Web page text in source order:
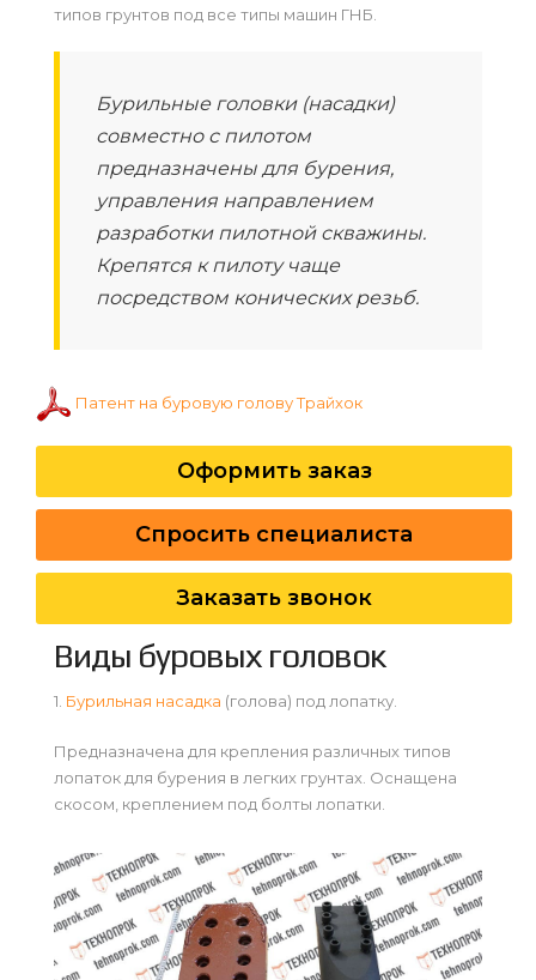
типов грунтов под все типы машин ГНБ.
Бурильные головки (насадки)
совместно с пилотом
предназначены для бурения,
управления направлением
разработки пилотной скважины.
Крепятся к пилоту чаще
посредством конических резьб.
Патент на буровую голову Трайхок
Оформить заказ
Спросить специалиста
Заказать звонок
Виды буровых головок
1. Бурильная насадка (голова) под лопатку.
Предназначена для крепления различных типов
лопаток для бурения в легких грунтах. Оснащена
скосом, креплением под болты лопатки.